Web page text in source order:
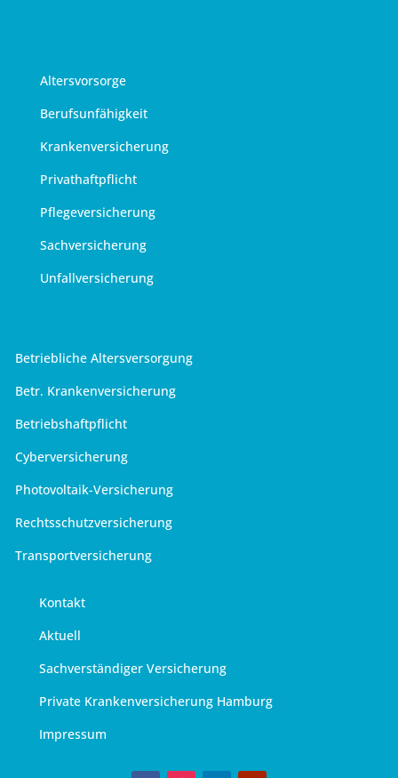
Altersvorsorge
Berufsunfähigkeit
Krankenversicherung
Privathaftpflicht
Pflegeversicherung
Sachversicherung
Unfallversicherung
Betriebliche Altersversorgung
Betr. Krankenversicherung
Betriebshaftpflicht
Cyberversicherung
Photovoltaik-Versicherung
Rechtsschutzversicherung
Transportversicherung
Kontakt
Aktuell
Sachverständiger Versicherung
Private Krankenversicherung Hamburg
Impressum